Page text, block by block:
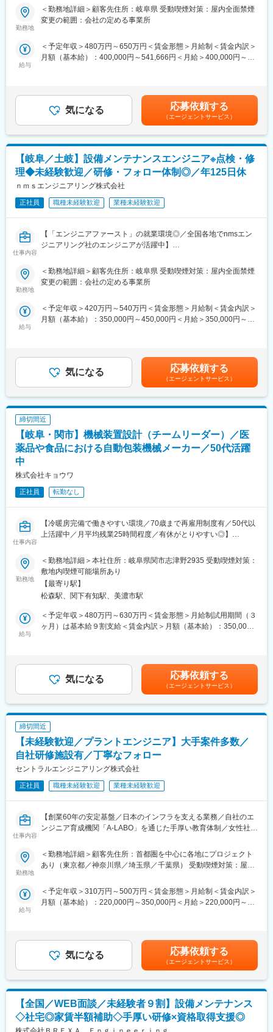
◎エリア確約での採用
◎エンジニア本位のアサイン
・上流工程にチャレンジしたい／ヘルプデスクや運用保守の経験
を活かして、開発工程にステップアップしたいなど、一人ひとり
・エンジニアには必ず専任担当が付きます。定期的なヒアリング
から将来のキャリアサポートまで、派遣に関する業務を手厚くサ
ポートします。
・元エンジニアの技術顧問が技術面のフォローを担当。今後のキ
ャリアプランまでエンジニア目線でのアドバイスも行っていま
す。
◎充実した研修体制
・ベテラン講師のもと自社内で研修を実施しています。機械、電
気、ソフトそれぞれのカリキュラムを用意しています。
変更の範囲：会社の定める業務
■業務内容：
水処理設備の保全業務に携わっていただきます。
水処理設備の点検、検査、薬品補充、脱水汚泥処理
■フォローアップ体制：
・研修：研修専門の部署ができたこともあり、充実した研修体制
があります。一人ひとりに合わせて研修をカスタマイズしていま
す。
※ビジネスマナーはじめ基礎的な単語の理解、CADの操作などの
研修がございます。
・面談：定期的な面談を行っており、キャリアの歩み方を一緒に
考えていける環境があります。
意向にしっかりと寄り添います。
中途採用の割合が高く、すぐに馴染むことができます。エリアご
■特徴：
・エンジニアの希望ありきのアサインを行っています。候補先が
複数ある場合には、エンジニアが案件を選ぶ権利があります。
のやりたかったことの実現に向けてサポートします。
◎充実したサポート体制
・エンジニアには必ず専任担当が付きます。定期的なヒアリング
から将来のキャリアサポートまで、派遣に関する業務を手厚くサ
ポートします。
・元エンジニアの技術顧問が技術面のフォローを担当。今後のキ
ャリアプランまでエンジニア目線でのアドバイスも行っていま
す。
◎充実した研修体制
・ベテラン講師のもと自社内で研修を実施しています。機械、電
変更の範囲：会社の定める業務
勤務地
＜勤務地詳細＞顧客先住所：岐阜県 受動喫煙対策：屋内全面禁煙
変更の範囲：会社の定める事業所
給与
＜予定年収＞480万円～650万円＜賃金形態＞月給制＜賃金内訳＞
月額（基本給）：400,000円～541,666円＜月給＞400,000円～
の金額であり、選考を通じて上下する可能性があります。月給(月
額)は固定手当を含めた表記です。
気になる 応募依頼する
（エージェントサービス）
【岐阜／土岐】設備メンテナンスエンジニア※点検・修
理◆未経験歓迎／研修・フォロー体制◎／年125日休
ｎｍｓエンジニアリング株式会社
正社員 職種未経験歓迎 業種未経験歓迎
仕事内容
【「エンジニアファースト」の就業環境◎／全国各地でnmsエン
ジニアリング社のエンジニアが活躍中】
■業務内容：
設備のメンテナンスエンジニアとして業務に携わっていただきま
■具体的には：
定期メンテナンス、点検、突発修理対応
◎ゆくゆくは制御盤やPLCに触れることができる
◎生産技術へのキャリアアップも可能
■フォローアップ体制：
・研修：研修専門の部署ができたこともあり、充実した研修体制
があります。一人ひとりに合わせて研修をカスタマイズしていま
す。
※ビジネスマナーはじめ基礎的な単語の理解、CADの操作などの
研修がございます。
考えていける環境があります。
■配属先について：
何をしたいのか、どういったスキルを身に付けたいのか、本人の
意向にしっかりと寄り添います。
中途採用の割合が高く、すぐに馴染むことができます。エリアご
■特徴：
◎エリア確約での採用
◎エンジニア本位のアサイン
・エンジニアの希望ありきのアサインを行っています。候補先が
・上流工程にチャレンジしたい／ヘルプデスクや運用保守の経験
を活かして、開発工程にステップアップしたいなど、一人ひとり
から将来のキャリアサポートまで、派遣に関する業務を手厚くサ
ポートします。
・元エンジニアの技術顧問が技術面のフォローを担当。今後のキ
ャリアプランまでエンジニア目線でのアドバイスも行っていま
す。
◎充実した研修体制
・ベテラン講師のもと自社内で研修を実施しています。機械、電
気、ソフトそれぞれのカリキュラムを用意しています。
変更の範囲：会社の定める業務
勤務地
＜勤務地詳細＞顧客先住所：岐阜県 受動喫煙対策：屋内全面禁煙
変更の範囲：会社の定める事業所
給与
＜予定年収＞420万円～540万円＜賃金形態＞月給制＜賃金内訳＞
月額（基本給）：350,000円～450,000円＜月給＞350,000円～
の金額であり、選考を通じて上下する可能性があります。月給(月
額)は固定手当を含めた表記です。
気になる 応募依頼する
（エージェントサービス）
締切間近
【岐阜・関市】機械装置設計（チームリーダー）／医
薬品や食品における自動包装機械メーカー／50代活躍
中
株式会社キョウワ
正社員 転勤なし
仕事内容
【冷暖房完備で働きやすい環境／70歳まで再雇用制度有／50代以
上活躍中／月平均残業25時間程度／有休がとりやすい◎】
■募集背景：
近年の人材不足による工場内の自動化の需要はますます拡大して
きます。自動化や、海外需要の確保が目覚しく、事業拡大に伴
い、技術者の増員採用を行っております。
■業務内容：
産業機械の製造機器提供事業を行う当社にて、主に食品工場内の
いのある職場です。
※使用ソフト：Auto CAD ・ TopSolid
◎昼食に便利な食堂完備（食事手当あり）・休憩所あり
◎育休の取得実績あり
◎転勤なし
■当社の特徴：
熱簡鍛造ボルト製造から、機械部品製造、機械装置製造と、時代
応しています。
また、部品製造に関しては、外部のサプライヤー様を利用して、
り、自社開発の管理ソフトを利用し、組立前の部品集約を徹底
し、組立工程の作業効率を大幅に上げています。ベトナムにも製
ア向け装置として、100％製造できるよう、開発設計に力を入れ
ています。
きますので、それらに対して、設計から対応してゆく為、現在の
設計組織の拡大
を計画しています。
勤務地
＜勤務地詳細＞本社住所：岐阜県関市志津野2935 受動喫煙対策：
敷地内喫煙可能場所あり
【最寄り駅】
松森駅、関下有知駅、美濃市駅
給与
＜予定年収＞480万円～630万円＜賃金形態＞月給制試用期間（３
ヶ月）は基本給９割支給＜賃金内訳＞月額（基本給）：350,000
賞与：年2回（別途、決算賞与1回）※9年連続で取得実績あり賃金
はあくまでも目安の金額であり、選考を通じて上下する可能性が
あります。月給(月額)は固定手当を含めた表記です。
気になる 応募依頼する
（エージェントサービス）
締切間近
【未経験歓迎／プラントエンジニア】大手案件多数／
自社研修施設有／丁寧なフォロー
セントラルエンジニアリング株式会社
正社員 職種未経験歓迎 業種未経験歓迎
仕事内容
【創業60年の安定基盤／日本のインフラを支える業務／自社のエ
ンジニア育成機関「A-LABO」を通じた手厚い教育体制／女性社員
■仕事内容：
設に携われます。
設計から工事の施工管理まで、プラント建設に関わる業務全般が
あなたの現時点でのスキルや適性、さらに将来のキャリアプラン
を考慮したプロジェクトで活躍できます。
創業60年以上の実績から取引先は大手企業が中心のため、最先端
の現場でダイナミックなプロジェクトに参画することも可能で
す。
■プロジェクトの一例：
・風力、太陽光、太陽熱などクリーンエネルギー設備設計、施工
勤務地
＜勤務地詳細＞顧客先住所：首都圏を中心に各地にプロジェクト
あり（東京都／神奈川県／埼玉県／千葉県） 受動喫煙対策：屋内
給与
＜予定年収＞310万円～500万円＜賃金形態＞月給制＜賃金内訳＞
月額（基本給）：220,000円～350,000円＜月給＞220,000円～
考を通じて上下する可能性があります。月給(月額)は固定手当を含
めた表記です。
気になる 応募依頼する
（エージェントサービス）
【全国／WEB面談／未経験者９割】設備メンテナンス
◇社宅◎家賃半額補助◇手厚い研修×資格取得支援◎